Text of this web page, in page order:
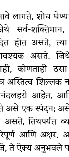
लागते, शोध
शक्तिमान,
होत असते,
असते. जिथे
कोणताही
अस्तित्व शिल्लक
आहेत,
असे एक स्पंदन;
असते, तिथपर्यंत
आणि अक्षर,
ते ऐक्य अनुभवले